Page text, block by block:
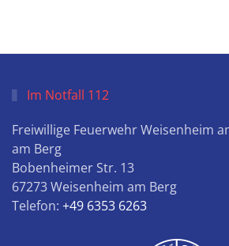
Im Notfall 112
Freiwillige FeuerwehrWeisenheim
am Berg
Bobenheimer Str. 13
67273 Weisenheim am Berg
Telefon: +49 6353 6263